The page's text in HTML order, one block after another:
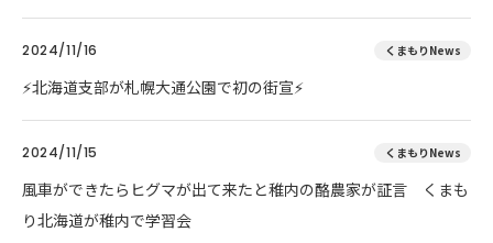
2024/11/16 くまもりNews
⚡北海道支部が札幌大通公園で初の街宣⚡
2024/11/15 くまもりNews
風車ができたらヒグマが出て来たと稚内の酪農家が証言 くまも
り北海道が稚内で学習会